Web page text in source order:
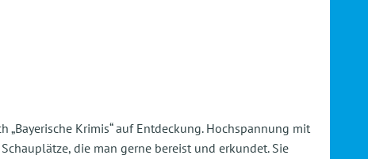
„Bayerische Krimis“ auf Entdeckung. Hochspannung mit
die man gerne bereist und erkundet. Sie